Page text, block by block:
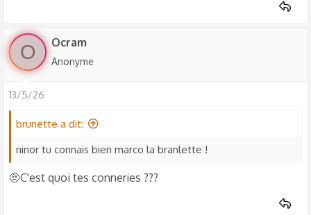
O Ocram
Anonyme
13/5/26
brunette a dit:
ninor tu connais bien marco la branlette !
🤨C'est quoi tes conneries ???